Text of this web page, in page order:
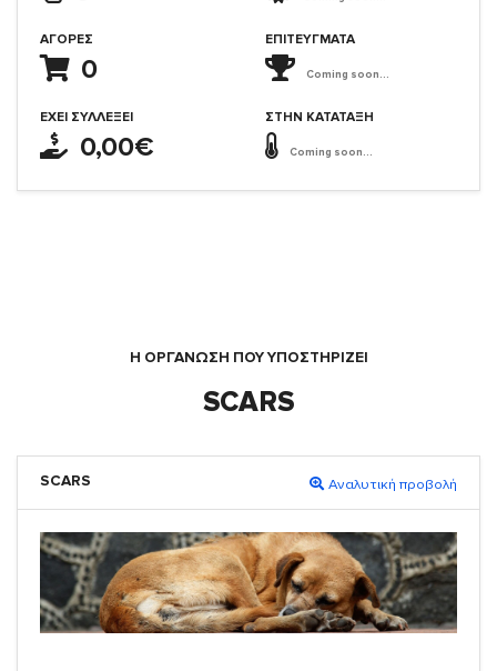
ΑΓΟΡΈΣ
0
ΈΧΕΙ ΣΥΛΛΈΞΕΙ
0,00€
ΕΠΙΤΕΎΓΜΑΤΑ
Coming soon...
ΣΤΗΝ ΚΑΤΆΤΑΞΗ
Coming soon...
Η ΟΡΓΆΝΩΣΗ ΠΟΥ ΥΠΟΣΤΗΡΙΖΕΙ
SCARS
SCARS Αναλυτική προβολή